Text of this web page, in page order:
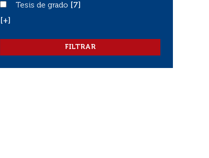
Tesis de grado
Tesis de grado
[7]
[+]